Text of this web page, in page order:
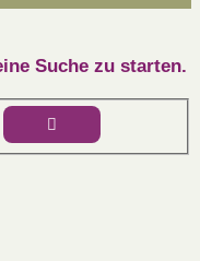
Suche zu starten.